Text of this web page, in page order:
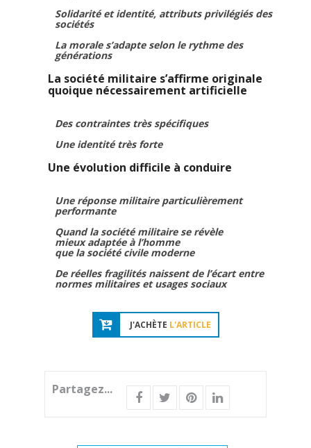
Solidarité et identité, attributs privilégiés des
sociétés
La morale s’adapte selon le rythme des
générations
La société militaire s’affirme originale
quoique nécessairement artificielle
Des contraintes très spécifiques
Une identité très forte
Une évolution difficile à conduire
Une réponse militaire particulièrement
performante
Quand la société militaire se révèle
mieux adaptée à l’homme
que la société civile moderne
De réelles fragilités naissent de l’écart entre
normes militaires et usages sociaux
J'ACHÈTE L'ARTICLE
Partagez...